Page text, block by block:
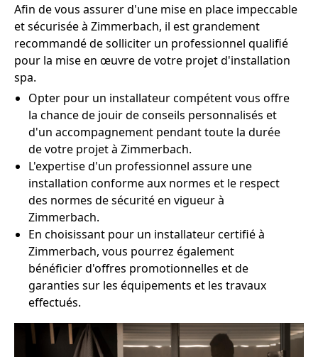
Afin de vous assurer d'une mise en place impeccable
et sécurisée à Zimmerbach, il est grandement
recommandé de solliciter un professionnel qualifié
pour la mise en œuvre de votre projet d'installation
spa.
Opter pour un installateur compétent vous offre
la chance de jouir de conseils personnalisés et
d'un accompagnement pendant toute la durée
de votre projet à Zimmerbach.
L'expertise d'un professionnel assure une
installation conforme aux normes et le respect
des normes de sécurité en vigueur à
Zimmerbach.
En choisissant pour un installateur certifié à
Zimmerbach, vous pourrez également
bénéficier d'offres promotionnelles et de
garanties sur les équipements et les travaux
effectués.